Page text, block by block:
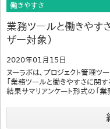
働きやすさ
業務ツールと働きやす
ザー対象）
2020年01月15日
ヌーラボは、プロジェクト管理
「業務ツールと働きやすさに関す
結果サマリアンケート形式の「